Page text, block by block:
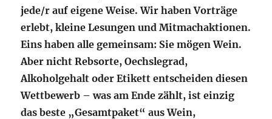
jede/r auf eigene Weise. Wir haben Vorträge
erlebt, kleine Lesungen und Mitmachaktionen.
Eins haben alle gemeinsam: Sie mögen Wein.
Aber nicht Rebsorte, Oechslegrad,
Alkoholgehalt oder Etikett entscheiden diesen
Wettbewerb – was am Ende zählt, ist einzig
das beste „Gesamtpaket“ aus Wein,